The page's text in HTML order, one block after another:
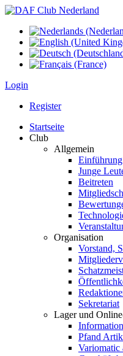
Login
Register
Startseite
Club
Allgemein
Einführung
Junge
Beitreten
Organisation
Vorstand,
Sekretariat
Lager und
Information
Pfand
Variomatic